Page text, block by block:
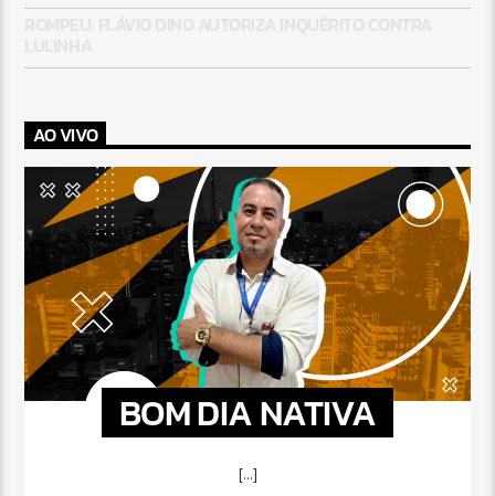
AO VIVO
BOM DIA NATIVA
[...]